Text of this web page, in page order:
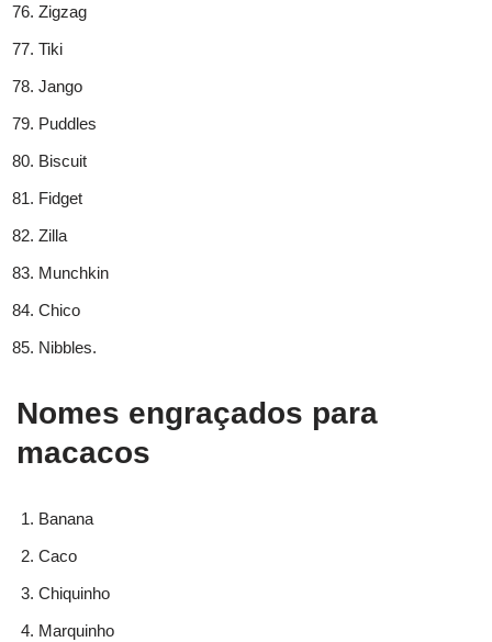
Zigzag
Tiki
Jango
Puddles
Biscuit
Fidget
Zilla
Munchkin
Chico
Nibbles.
Nomes engraçados para
macacos
Banana
Caco
Chiquinho
Marquinho